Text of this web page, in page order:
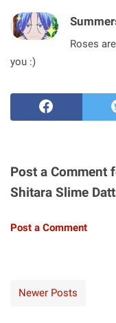
Roses
you :)
Post a Comment
Shitara Slime
Post a Comment
Newer Posts